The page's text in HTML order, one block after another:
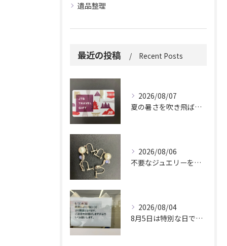
遺品整理
最近の投稿 Recent Posts
2026/08/07
夏の暑さを吹き飛ばしに来てください。
2026/08/06
不要なジュエリーを眠らせていませんか？
2026/08/04
8月5日は特別な日です。